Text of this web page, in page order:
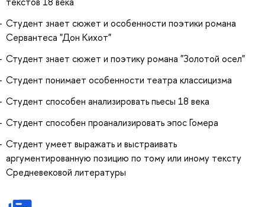
Студент знает сюжет и особенности поэтики романа
Сервантеса "Дон Кихот"
Студент знает сюжет и поэтику романа "Золотой осел"
Студент понимает особенности театра классицизма
Студент способен анализировать пьесы 18 века
Студент способен проанализировать эпос Гомера
Студент умеет выражать и выстраивать
аргументированную позицию по тому или иному тексту
Средневековой литературы